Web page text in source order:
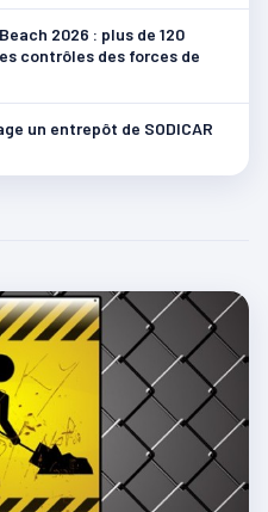
2026 : plus de 120
contrôles des forces de
un entrepôt de SODICAR